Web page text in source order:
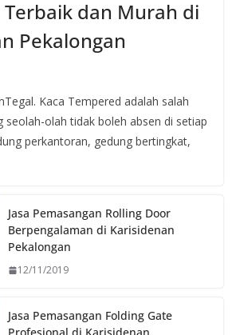
dan Murah di
Pekalongan
Kaca Tempered adalah salah
seolah-olah tidak boleh absen di setiap
perkantoran, gedung bertingkat,
Jasa Pemasangan Rolling Door
Berpengalaman di Karisidenan
Pekalongan
12/11/2019
Jasa Pemasangan Folding Gate